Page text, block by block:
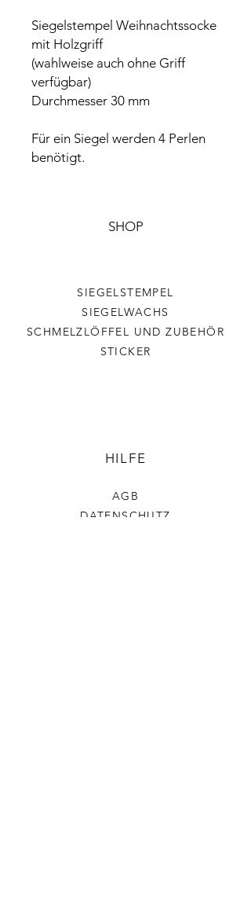
Siegelstempel Weihnachtssocke
mit Holzgriff
(wahlweise auch ohne Griff
verfügbar)
Durchmesser 30 mm
Für ein Siegel werden 4 Perlen
benötigt.
SHOP
SIEGELSTEMPEL
SIEGELWACHS
SCHMELZLÖFFEL UND ZUBEHÖR
STICKER
HILFE
AGB
DATENSCHUTZ